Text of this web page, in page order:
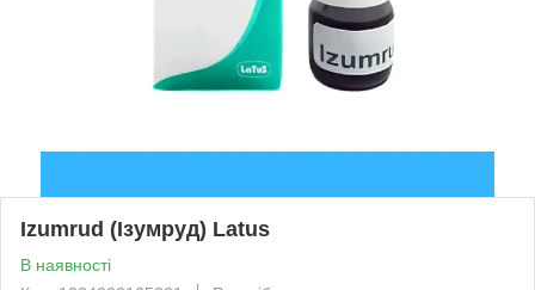
Izumrud (Ізумруд) Latus
В наявності